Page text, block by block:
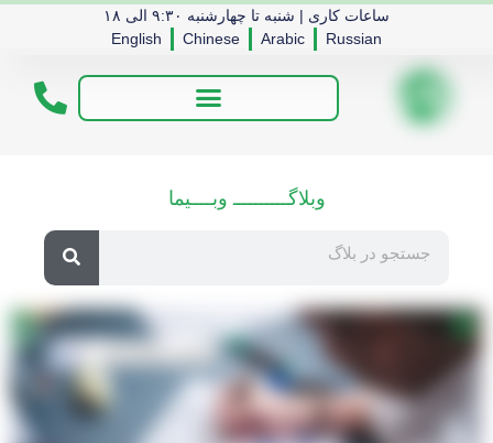
ساعات کاری | شنبه تا چهارشنبه ۹:۳۰ الی ۱۸
Russian
Arabic
Chinese
English
وبلاگــــــــــ وبــــیما